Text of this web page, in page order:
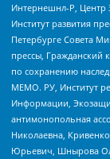
Интернешнл-Р, Центр
Институт развития
Петербурге Совета
прессы, Гражданский
по сохранению
МЕМО. РУ, Институт
Информации,
антимонопольная
Николаевна,
Юрьевич, Шнырова